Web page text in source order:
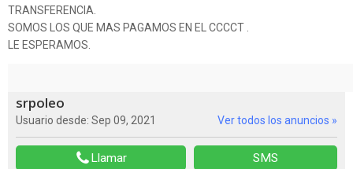
TRANSFERENCIA.
SOMOS LOS QUE MAS PAGAMOS EN EL CCCCT .
LE ESPERAMOS.
srpoleo
Usuario desde: Sep 09, 2021 Ver todos los anuncios »
Llamar SMS